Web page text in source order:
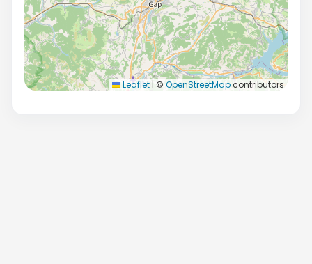
Leaflet | © OpenStreetMapcontributors